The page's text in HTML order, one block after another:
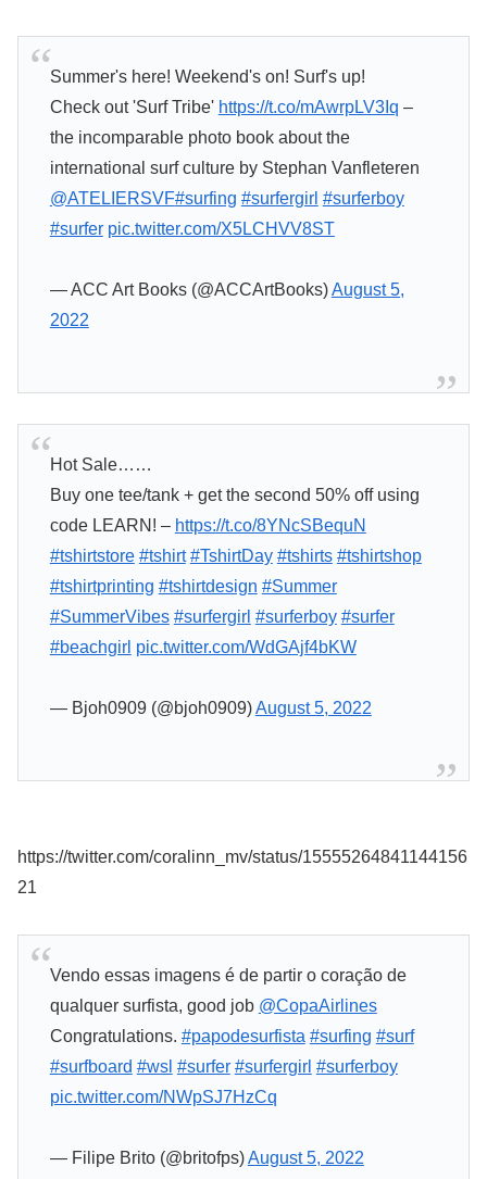
Summer's here! Weekend's on! Surf's up!
Check out 'Surf Tribe' https://t.co/mAwrpLV3Iq –
the incomparable photo book about the
international surf culture by Stephan Vanfleteren
@ATELIERSVF#surfing #surfergirl #surferboy
#surfer pic.twitter.com/X5LCHVV8ST
— ACC Art Books (@ACCArtBooks)August 5,
2022
Hot Sale……
Buy one tee/tank + get the second 50% off using
code LEARN! – https://t.co/8YNcSBequN
#tshirtstore #tshirt #TshirtDay #tshirts #tshirtshop
#tshirtprinting #tshirtdesign #Summer
#SummerVibes #surfergirl #surferboy #surfer
#beachgirl pic.twitter.com/WdGAjf4bKW
— Bjoh0909 (@bjoh0909)August 5, 2022
https://twitter.com/coralinn_mv/status/15555264841144156
21
Vendo essas imagens é de partir o coração de
qualquer surfista, good job @CopaAirlines
Congratulations. #papodesurfista #surfing #surf
#surfboard #wsl #surfer #surfergirl #surferboy
pic.twitter.com/NWpSJ7HzCq
— Filipe Brito (@britofps)August 5, 2022